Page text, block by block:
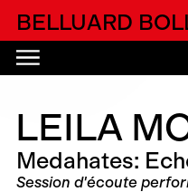
BELLUARD
LEILA
Medahates:
Session d'écoute